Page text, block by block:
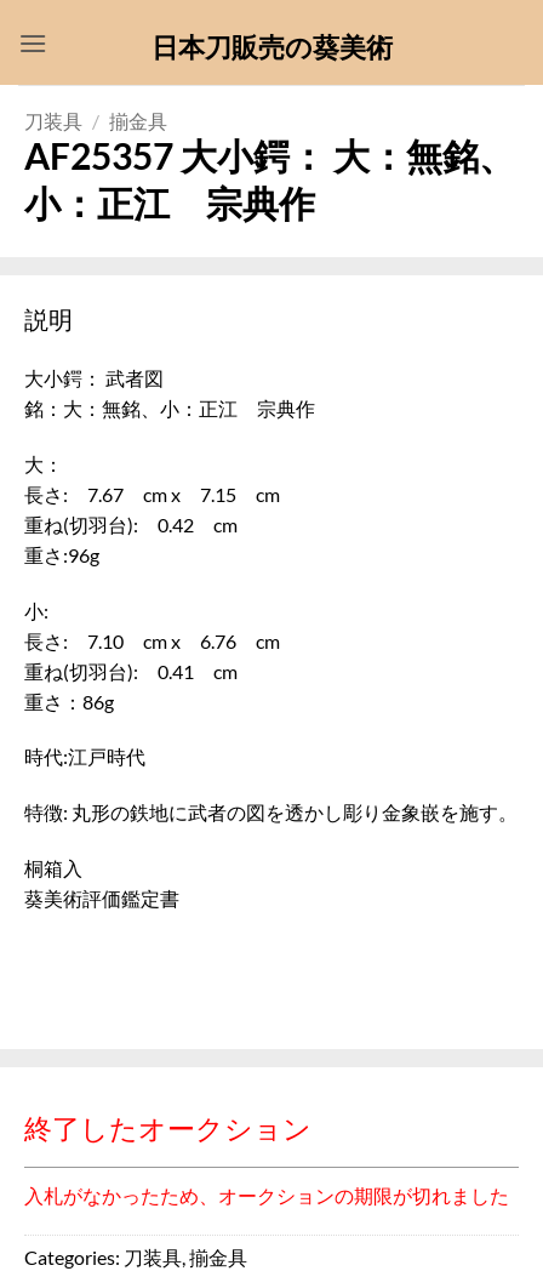
日本刀販売の葵美術
刀装具 / 揃金具
AF25357 大小鍔： 大：無銘、
小：正江 宗典作
説明
大小鍔： 武者図
銘：大：無銘、小：正江 宗典作
大：
長さ: 7.67 cm x 7.15 cm
重ね(切羽台): 0.42 cm
重さ:96g
小:
長さ: 7.10 cm x 6.76 cm
重ね(切羽台): 0.41 cm
重さ：86g
時代:江戸時代
特徴: 丸形の鉄地に武者の図を透かし彫り金象嵌を施す。
桐箱入
葵美術評価鑑定書
終了したオークション
入札がなかったため、オークションの期限が切れました
Categories: 刀装具,揃金具